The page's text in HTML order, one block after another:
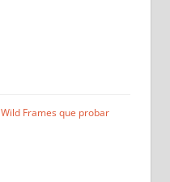
Frames que probar